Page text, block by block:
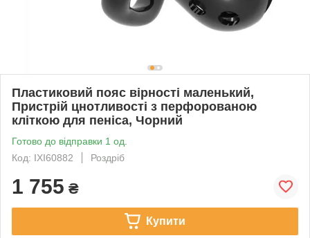
Пластиковий пояс вірності маленький,
Пристрій цнотливості з перфорованою
кліткою для пеніса, Чорний
Готово до відправки 1 од.
Код: IXI60882
Роздріб
1 755 ₴
Купити